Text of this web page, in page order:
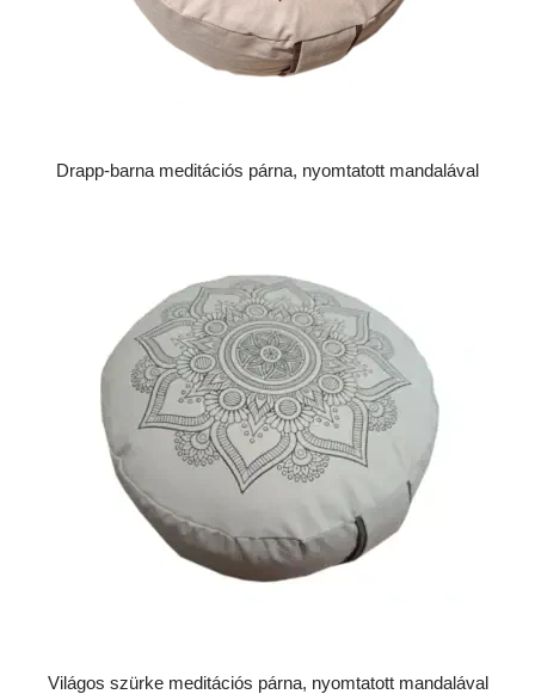
Drapp-barna meditációs párna, nyomtatott mandalával
Világos szürke meditációs párna, nyomtatott mandalával